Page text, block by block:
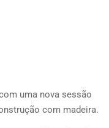
uma nova sessão
com madeira.